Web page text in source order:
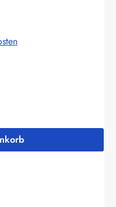
gewünschten